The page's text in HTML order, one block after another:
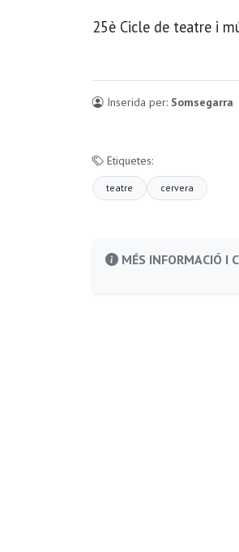
25è Cicle de teatre i
Inserida per: Somsegarra
Etiquetes:
teatre cervera
MÉS INFORMACIÓ I